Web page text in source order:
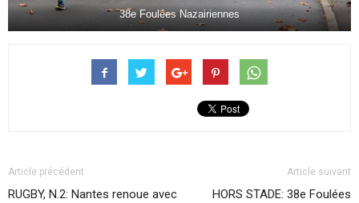
38e Foulées Nazairiennes
Article précédent
RUGBY, N.2: Nantes renoue avec
Article suivant
HORS STADE: 38e Foulées